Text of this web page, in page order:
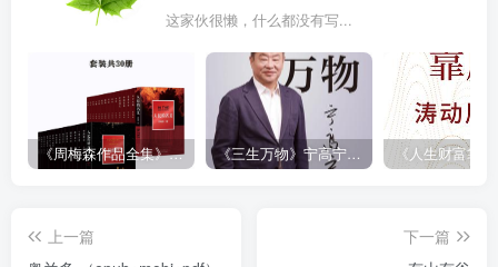
这家伙很懒，什么都没有写...
《周梅森作品全集》[共30册] 《三生万物》宁高宁（epub+mobi+azw3+pdf）
上一篇
下一篇